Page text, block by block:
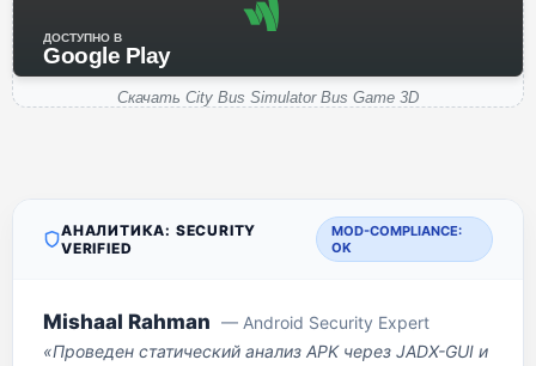
ДОСТУПНО В
Google Play
Скачать City Bus Simulator Bus Game 3D
АНАЛИТИКА: SECURITY
VERIFIED
MOD-COMPLIANCE:
OK
Mishaal Rahman — Android Security Expert
«Проведен статический анализ APK через JADX-GUI и